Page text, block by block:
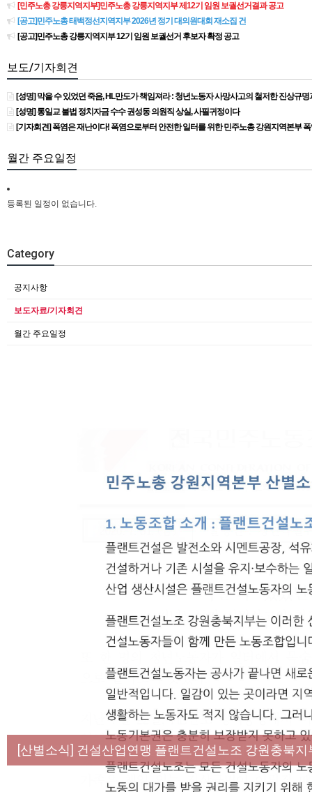
[민주노총 강릉지역지부]민주노총 강릉지역지부 제12기 임원 보궐선거결과 공고
[공고]민주노총 태백정선지역지부 2026년 정기 대의원대회 재소집 건
[공고]민주노총 강릉지역지부 12기 임원 보궐선거 후보자 확정 공고
보도/기자회견
[성명] 막을 수 있었던 죽음, HL만도가 책임져라 : 청년노동자 사망사고의 철저한 진상규
[성명] 통일교 불법 정치자금 수수 권성동 의원직 상실, 사필귀정이다
[기자회견] 폭염은 재난이다! 폭염으로부터 안전한 일터를 위한 민주노총 강원지역본부
월간 주요일정
등록된 일정이 없습니다.
Category
공지사항
보도자료/기자회견
월간 주요일정
[성명] 막을 수 있었던 죽음, HL만도가 책임져라 : 청
[산별소식] 건설산업연맹 플랜트건설노조 강원충북지
[강릉,속초,원주,춘천] 폭염감시단 사업 이모저모
[조합원☆인터뷰] 서비스연맹 전국학교비정규직노동
[본부소식] 강원지역 노동자 합창단 모임